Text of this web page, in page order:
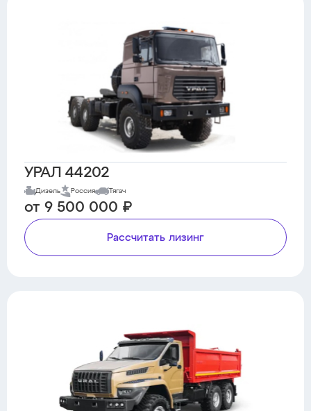
УРАЛ 44202
Дизель Россия Тягач
от 9 500 000 ₽
Рассчитать лизинг